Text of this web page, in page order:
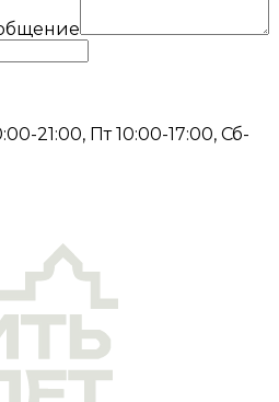
21:00, Пт 10:00-17:00, Сб-